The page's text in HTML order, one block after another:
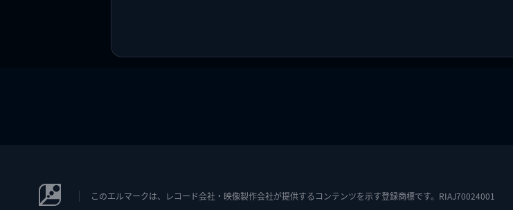
このエルマークは、レコード会社・映像製作会社が提供するコンテンツを示す登録商標です。RIAJ70024001